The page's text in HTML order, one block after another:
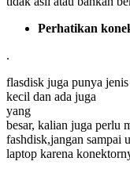
Perhatikan
.
flasdisk juga punya
kecil dan ada juga
besar, kalian juga perlu
fashdisk,jangan sampai
laptop karena